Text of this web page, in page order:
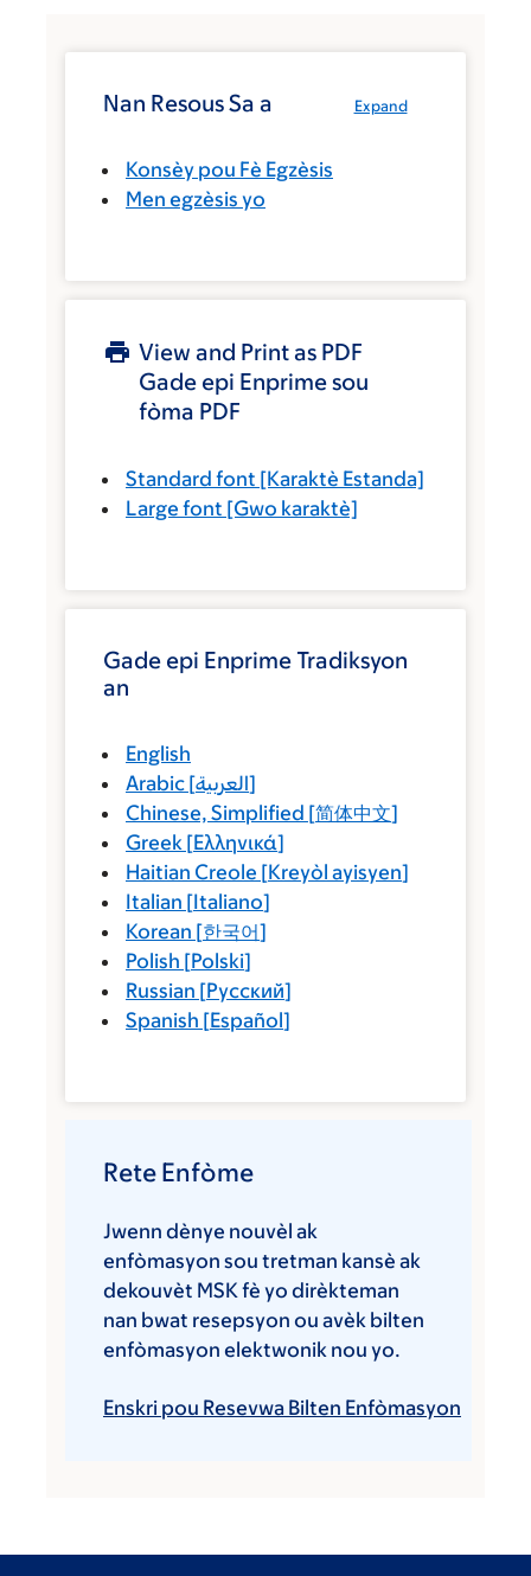
Expand
Nan Resous Sa a
Konsèy pou Fè Egzèsis
Men egzèsis yo
View and Print as PDF
Gade epi Enprime sou
fòma PDF
Standard font [Karaktè Estanda]
Large font [Gwo karaktè]
Gade epi Enprime Tradiksyon
an
English
Arabic [العربية]
Chinese, Simplified [简体中文]
Greek [Ελληνικά]
Haitian Creole [Kreyòl ayisyen]
Italian [Italiano]
Korean [한국어]
Polish [Polski]
Russian [Русский]
Spanish [Español]
Rete Enfòme
Jwenn dènye nouvèl ak
enfòmasyon sou tretman kansè ak
dekouvèt MSK fè yo dirèkteman
nan bwat resepsyon ou avèk bilten
enfòmasyon elektwonik nou yo.
Enskri pou Resevwa Bilten Enfòmasyon